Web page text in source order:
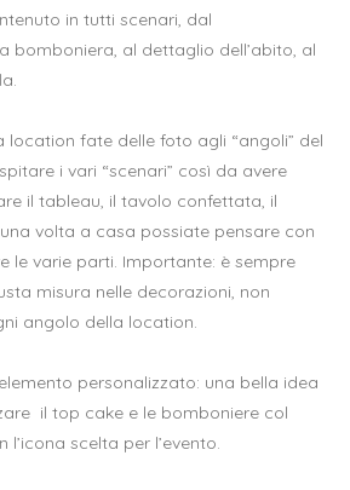
in tutti scenari, dal
bomboniera, al dettaglio dell’abito, al
location fate delle foto agli “angoli” del
i vari “scenari” così da avere
il tableau, il tavolo confettata, il
volta a casa possiate pensare con
le varie parti. Importante: è sempre
misura nelle decorazioni, non
angolo della location.
personalizzato: una bella idea
il top cake e le bomboniere col
scelta per l’evento.